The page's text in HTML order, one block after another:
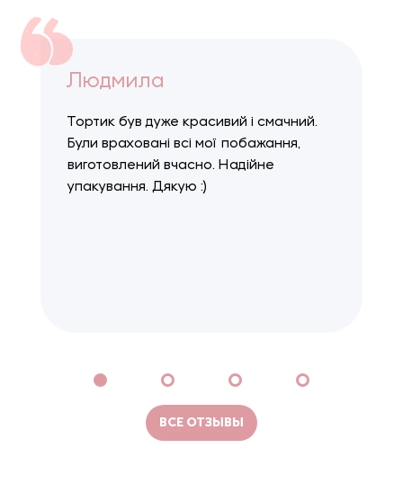
Людмила
Тортик був дуже красивий і смачний.
Були враховані всі мої побажання,
виготовлений вчасно. Надійне
упакування. Дякую :)
ВСЕ ОТЗЫВЫ